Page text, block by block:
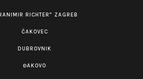
RICHTER” ZAGREB
ČAKOVEC
DUBROVNIK
ĐAKOVO